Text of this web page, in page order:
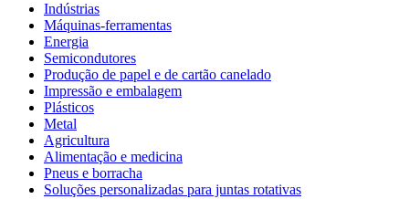
Indústrias
Máquinas-ferramentas
Energia
Semicondutores
Produção de papel e de cartão canelado
Impressão e embalagem
Plásticos
Metal
Agricultura
Alimentação e medicina
Pneus e borracha
Soluções personalizadas para juntas rotativas